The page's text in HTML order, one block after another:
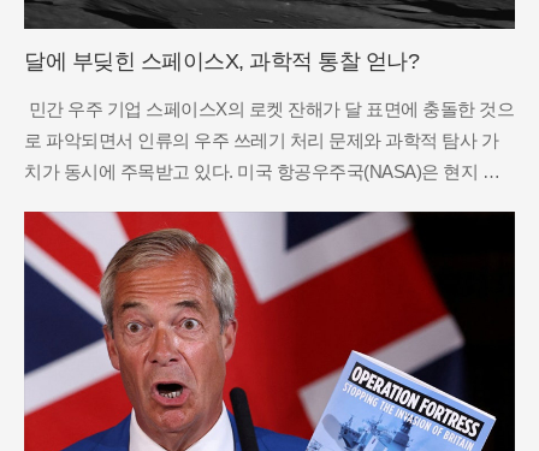
달에 부딪힌 스페이스X, 과학적 통찰 얻나?
민간 우주 기업 스페이스X의 로켓 잔해가 달 표면에 충돌한 것으
로 파악되면서 인류의 우주 쓰레기 처리 문제와 과학적 탐사 가
치가 동시에 주목받고 있다. 미국 항공우주국(NASA)은 현지 시
향은 전혀 없다고 공식 발표하며 대중의 불안감을 불식시켰다.